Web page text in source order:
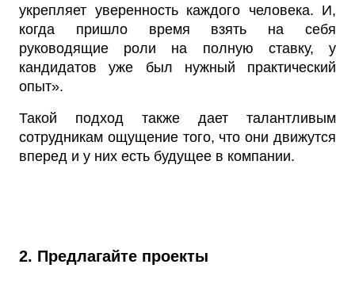
укрепляет уверенность каждого человека. И,
когда пришло время взять на себя
руководящие роли на полную ставку, у
кандидатов уже был нужный практический
опыт».
Такой подход также дает талантливым
сотрудникам ощущение того, что они движутся
вперед и у них есть будущее в компании.
2. Предлагайте проекты